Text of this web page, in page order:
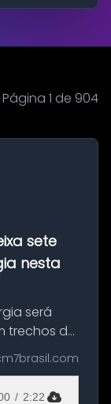
Página 1 de 904
sete
nesta
será
trechos de
(21).
para a
/ 2:22